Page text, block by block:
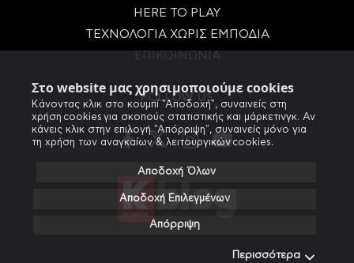
Στο website μας χρησιμοποιούμε cookies
Κάνοντας κλικ στο κουμπί "Αποδοχή", συναινείς στη
χρήση cookies για σκοπούς στατιστικής και μάρκετινγκ. Αν
κάνεις κλικ στην επιλογή "Απόρριψη", συναινείς μόνο για
τη χρήση των αναγκαίων & λειτουργικών cookies.
Αποδοχή Όλων
Αποδοχή Επιλεγμένων
Απόρριψη
Περισσότερα
HERE TO PLAY
ΤΕΧΝΟΛΟΓΙΑ ΧΩΡΙΣ ΕΜΠΟΔΙΑ
FOLLOW US